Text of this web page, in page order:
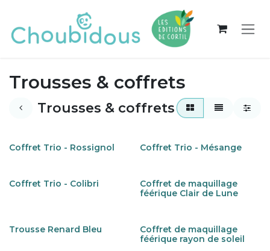
Trousses & coffrets
Trousses & coffrets
Coffret Trio - Rossignol Coffret Trio - Mésange
Coffret Trio - Colibri
Coffret de maquillage
féérique Clair de Lune
Trousse Renard Bleu
Coffret de maquillage
féérique rayon de soleil